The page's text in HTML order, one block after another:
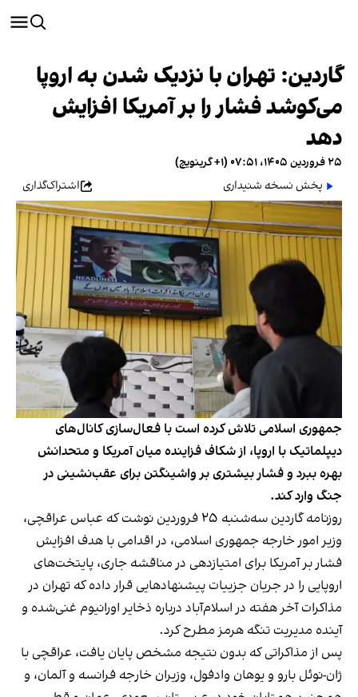
گاردین: تهران با نزدیک شدن به اروپا
می‌کوشد فشار را بر آمریکا افزایش
دهد
۲۵ فروردین ۱۴۰۵، ۰۷:۵۱ (‎+۱ گرینویچ)
پخش نسخه شنیداری
اشتراک‌گذاری
جمهوری اسلامی تلاش کرده است با فعال‌سازی کانال‌های
دیپلماتیک با اروپا، از شکاف فزاینده میان آمریکا و متحدانش
بهره ببرد و فشار بیشتری بر واشینگتن برای عقب‌نشینی در
جنگ وارد کند.
روزنامه گاردین سه‌شنبه ۲۵ فروردین نوشت که عباس عراقچی،
وزیر امور خارجه جمهوری اسلامی، در اقدامی با هدف افزایش
فشار بر آمریکا برای امتیازدهی در مناقشه جاری، پایتخت‌های
اروپایی را در جریان جزییات پیشنهادهایی قرار داده که تهران در
مذاکرات آخر هفته در اسلام‌آباد درباره ذخایر اورانیوم غنی‌شده و
آینده مدیریت تنگه هرمز مطرح کرد.
پس از مذاکراتی که بدون نتیجه مشخص پایان یافت، عراقچی با
ژان-نوئل بارو و یوهان وادفول، وزیران خارجه فرانسه و آلمان، و